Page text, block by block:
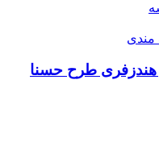
مندی
طرح حسنا